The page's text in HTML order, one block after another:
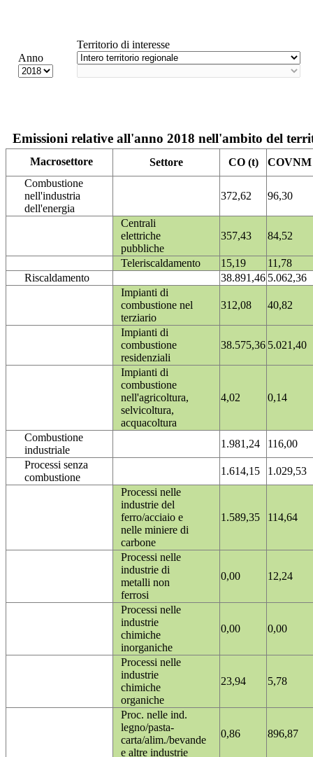
Anno
Territorio di interesse
Emissioni relative all'anno 2018 nell'ambito del
Macrosettore Settore CO (t)
COVNM
Combustione
nell'industria
dell'energia
372,62 96,30
Centrali
elettriche
pubbliche
357,43 84,52
Teleriscaldamento 15,19
11,78
Riscaldamento
38.891,46 5.062,36
Impianti di
combustione nel
terziario
312,08 40,82
Impianti di
combustione
residenziali
38.575,36 5.021,40
Impianti di
combustione
nell'agricoltura,
selvicoltura,
acquacoltura
4,02 0,14
Combustione
industriale
1.981,24
116,00
Processi senza
combustione
1.614,15
1.029,53
Processi nelle
industrie del
ferro/acciaio e
nelle miniere di
carbone
1.589,35 114,64
Processi nelle
industrie di
metalli non
ferrosi
0,00 12,24
Processi nelle
industrie
chimiche
inorganiche
0,00 0,00
Processi nelle
industrie
chimiche
organiche
23,94 5,78
Proc. nelle ind.
legno/pasta-
carta/alim./bevande
e altre industrie
0,86 896,87